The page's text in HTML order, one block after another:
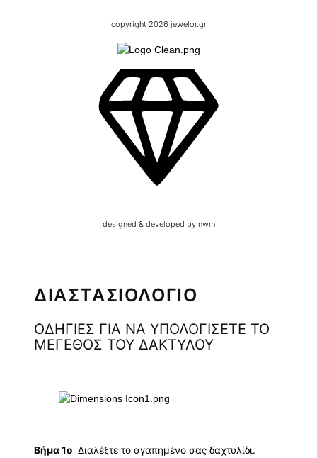
copyright 2026 jewelor.gr
designed & developed by nwm
ΔΙΑΣΤΑΣΙΟΛΟΓΙΟ
ΟΔΗΓΙΕΣ ΓΙΑ ΝΑ ΥΠΟΛΟΓΙΣΕΤΕ ΤΟ
ΜΕΓΕΘΟΣ ΤΟΥ ΔΑΚΤΥΛΟΥ
Βήμα 1ο Διαλέξτε το αγαπημένο σας δαχτυλίδι.